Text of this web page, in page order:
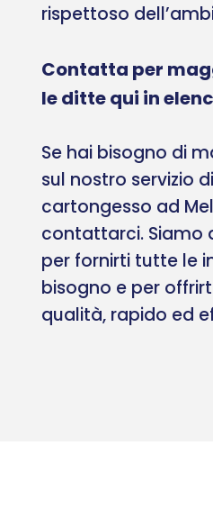
rispettoso
Contatta per
le ditte qui in
Se hai bisogno di
sul nostro servizio
cartongesso ad
contattarci. Siamo
per fornirti tutte le
bisogno e per
qualità, rapido ed